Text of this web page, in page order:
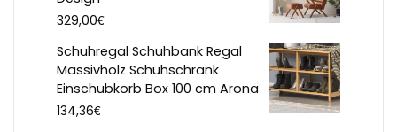
329,00€
Schuhregal Schuhbank Regal
Massivholz Schuhschrank
Einschubkorb Box 100 cm Arona
134,36€